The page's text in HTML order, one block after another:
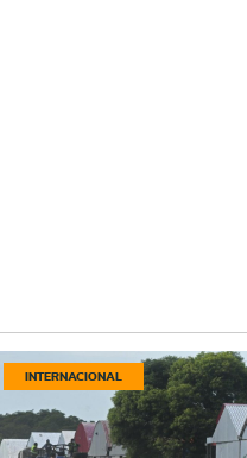
INTERNACIONAL